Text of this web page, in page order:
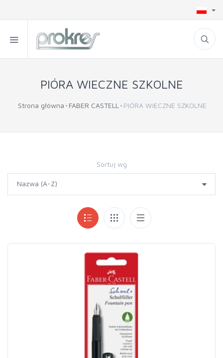
PIÓRA WIECZNE SZKOLNE
Strona główna FABER CASTELL PIÓRA WIECZNE SZKOLNE
Sortuj wg